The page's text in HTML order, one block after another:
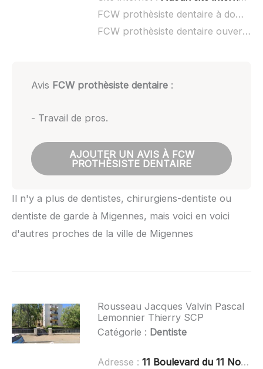
FCW prothèsiste dentaire à domicile :
FCW prothèsiste dentaire ouvert dimanche :
Avis FCW prothèsiste dentaire:
- Travail de pros.
AJOUTER UN AVIS À FCW
PROTHÈSISTE DENTAIRE
Il n'y a plus de dentistes, chirurgiens-dentiste ou
dentiste de garde à Migennes, mais voici en voici
d'autres proches de la ville de Migennes
Rousseau Jacques Valvin Pascal
Lemonnier Thierry SCP
Catégorie : Dentiste
Adresse : 11 Boulevard du 11 Novembre, 89000 Auxerre